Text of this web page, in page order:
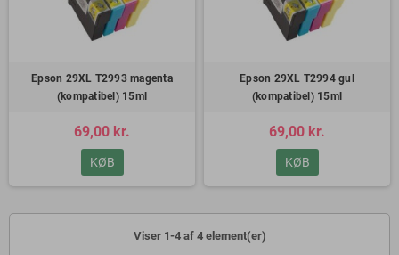
Epson 29XL T2993 magenta
(kompatibel) 15ml
69,00 kr.
KØB
Epson 29XL T2994 gul
(kompatibel) 15ml
69,00 kr.
KØB
Viser 1-4 af 4 element(er)